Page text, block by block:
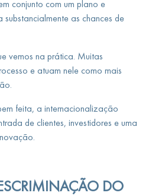
conjunto com um plano e
as chances de
vemos na prática. Muitas
e atuam nele como mais
feita, a internacionalização
de clientes, investidores e uma
DO